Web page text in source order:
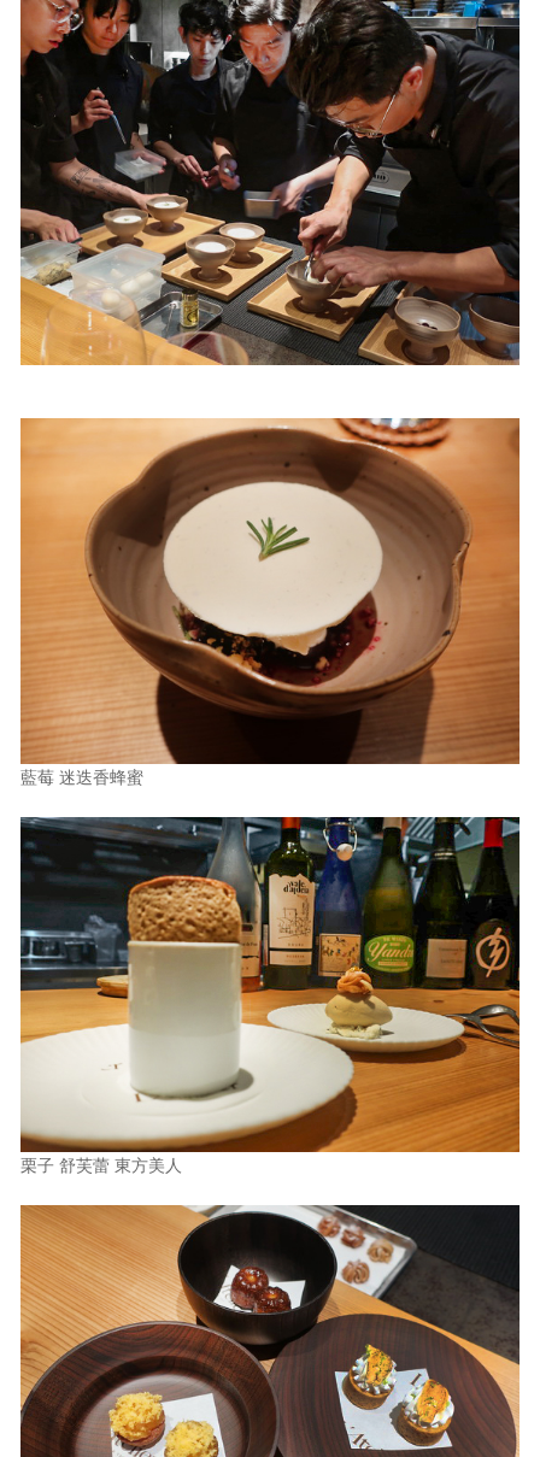
藍莓 迷迭香蜂蜜
栗子 舒芙蕾 東方美人